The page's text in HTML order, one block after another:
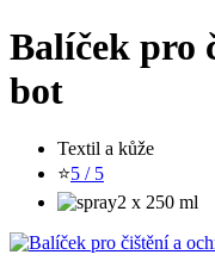
Balíček pro
bot
Textil a kůže
⭐5 / 5
2 x 250 ml